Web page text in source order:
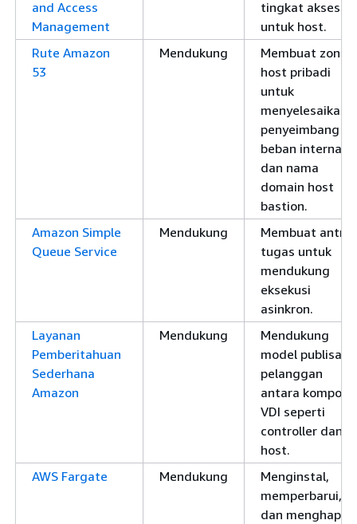
and Access
Management
tingkat akses
untuk host.
Rute Amazon
53
Mendukung
Membuat zona
host pribadi
untuk
menyelesaikan
penyeimbang
beban internal
dan nama
domain host
bastion.
Amazon Simple
Queue Service
Mendukung
Membuat
tugas untuk
mendukung
eksekusi
asinkron.
Layanan
Pemberitahuan
Sederhana
Amazon
Mendukung
Mendukung
model publisasi-
pelanggan
antara
VDI seperti
controller dan
host.
AWS Fargate
Mendukung
Menginstal,
memperbarui,
dan menghapus